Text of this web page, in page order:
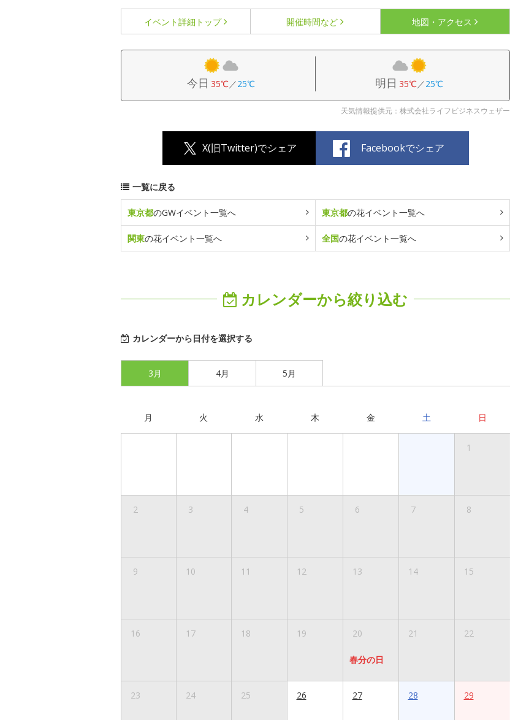
イベント詳細 トップ 開催時間など 地図・アクセス
今日 35℃／25℃ 明日 35℃／25℃
天気情報提供元：株式会社ライフビジネスウェザー
X(旧Twitter)でシェア Facebookでシェア
一覧に戻る
東京都のGWイベント一覧へ 東京都の花イベント一覧へ
関東の花イベント一覧へ 全国の花イベント一覧へ
カレンダーから絞り込む
カレンダーから日付を選択する
3月 4月 5月
月 火 水 木 金 土 日
1
2 3 4 5 6 7 8
9 10 11 12 13 14 15
16 17 18 19 20
春分の日
21 22
23 24 25 26 27 28 29